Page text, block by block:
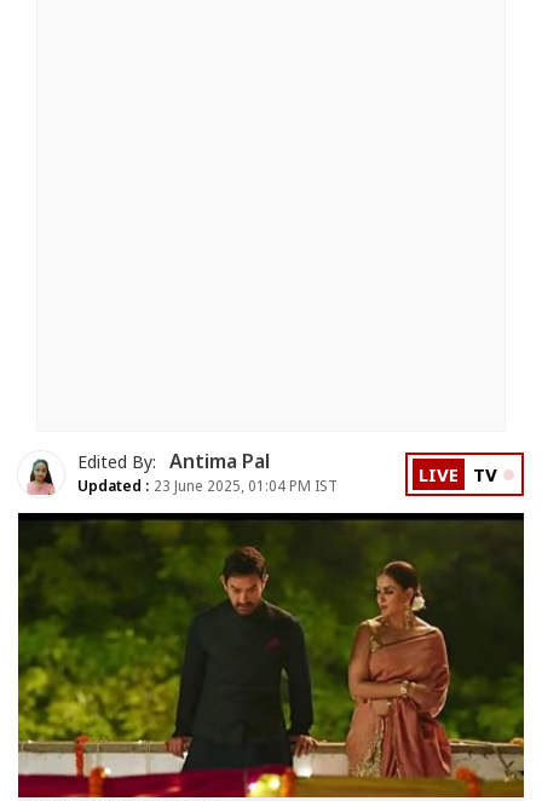
Edited By: Antima Pal
Updated : 23 June 2025, 01:04 PM IST LIVE TV